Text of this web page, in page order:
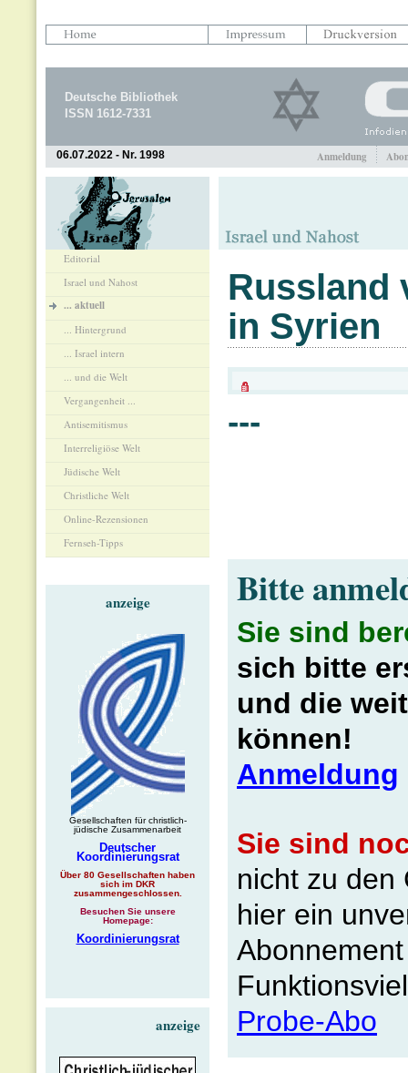
Deutsche Bibliothek
ISSN 1612-7331
06.07.2022 - Nr. 1998 Anmeldung
Editorial
Israel und Nahost
... aktuell
... Hintergrund
... Israel intern
... und die Welt
Vergangenheit ...
Antisemitismus
Interreligiöse Welt
Jüdische Welt
Christliche Welt
Online-Rezensionen
Fernseh-Tipps
anzeige
Gesellschaften für christlich-
jüdische Zusammenarbeit
Deutscher
Koordinierungsrat
Über 80 Gesellschaften haben
sich im DKR
zusammengeschlossen.
Besuchen Sie unsere
Homepage:
Koordinierungsrat
anzeige
Russland
in Syrien
---
Bitte
Sie sind
sich bitte
und die
können!
Anmeldung
Sie sind
nicht zu den
hier ein
Probe-Abo